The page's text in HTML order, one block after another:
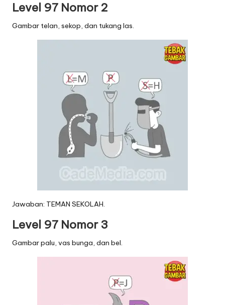
Level 97 Nomor 2
Gambar telan, sekop, dan tukang las.
Jawaban: TEMAN SEKOLAH.
Level 97 Nomor 3
Gambar palu, vas bunga, dan bel.